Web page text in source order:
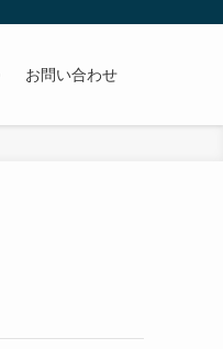
お問い合わせ